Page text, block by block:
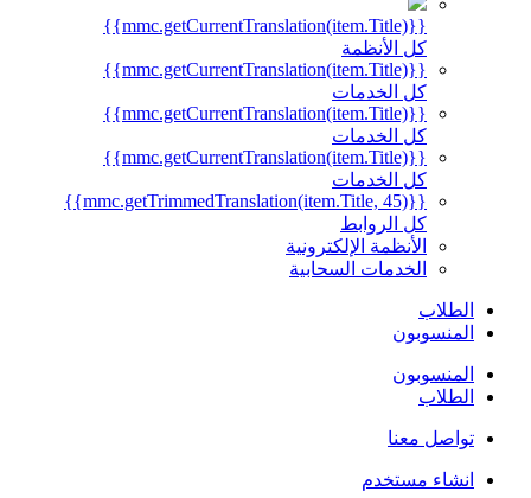
كل الأنظمة
{{mmc.getCurrentTranslation(item.Title)}}
كل الخدمات
{{mmc.getCurrentTranslation(item.Title)}}
كل الخدمات
{{mmc.getCurrentTranslation(item.Title)}}
كل الخدمات
{{mmc.getTrimmedTranslation(item.Title, 45)}}
كل الروابط
الأنظمة الإلكترونية
الخدمات السحابية
الطلاب
المنسوبون
المنسوبون
الطلاب
تواصل معنا
انشاء مستخدم